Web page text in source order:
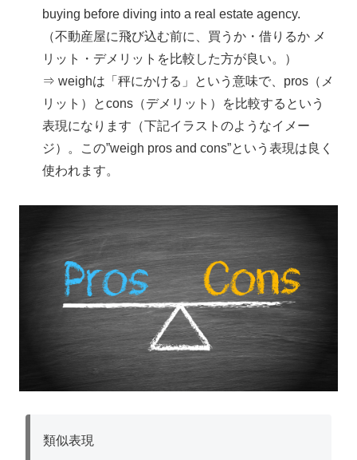
buying before diving into a real estate agency.
（不動産屋に飛び込む前に、買うか・借りるか メ
リット・デメリットを比較した方が良い。）
⇒ weighは「秤にかける」という意味で、pros（メ
リット）とcons（デメリット）を比較するという
表現になります（下記イラストのようなイメー
ジ）。この”weigh pros and cons”という表現は良く
使われます。
類似表現